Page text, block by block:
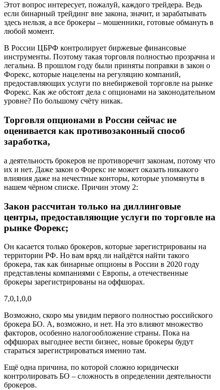
Этот вопрос интересует, пожалуй, каждого трейдера. Ведь
если бинарный трейдинг вне закона, значит, и зарабатывать
здесь нельзя, а все брокеры – мошенники, готовые обмануть в
любой момент.
В России ЦБРФ контролирует биржевые финансовые
инструменты. Поэтому такая торговля полностью прозрачна и
легальна. В прошлом году были приняты поправки в закон о
Форекс, которые нацелены на регуляцию компаний,
предоставляющих услуги по внебиржевой торговле на рынке
Форекс. Как же обстоят дела с опционами на законодательном
уровне? По большому счёту никак.
Торговля опционами в России сейчас не
оценивается как противозаконный способ
заработка,
а деятельность брокеров не противоречит законам, потому что
их и нет. Даже закон о Форекс не может оказать никакого
влияния даже на нечестные конторы, которые упомянуты в
нашем чёрном списке. Причин этому 2:
Закон рассчитан только на диллинговые
центры, предоставляющие услуги по торговле на
рынке Форекс;
Он касается только брокеров, которые зарегистрированы на
территории РФ. Но вам вряд ли найдётся найти такого
брокера, так как бинарные опционы в России в 2020 году
представлены компаниями с Европы, а отечественные
брокеры зарегистрированы на оффшорах.
7,0,1,0,0
Возможно, скоро мы увидим первого полностью российского
брокера БО. А, возможно, и нет. На это влияют множество
факторов, особенно налогообложение страны. Пока на
оффшорах выгоднее вести бизнес, новые брокеры будут
стараться зарегистрироваться именно там.
Ещё одна причина, по которой сложно юридически
контролировать БО – сложность в определении деятельности
брокеров.